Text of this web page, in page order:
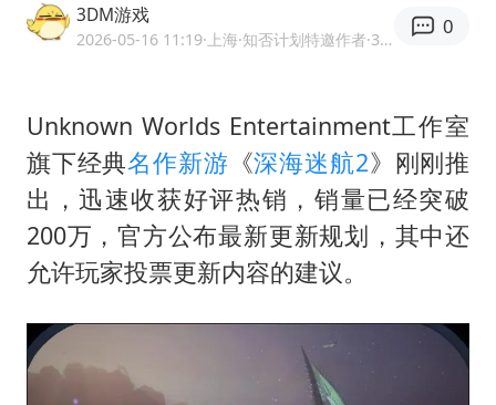
中国“五箭齐发”反制美国
浙江舟山21条水上客运航线停航
中央气象台发布台风黄色预警
狄龙7300万提前续约值不值
“梅姨”准确年龄仍未知
今年4位周星驰电影配角去世
3DM游戏
2026-05-16 11:19·上海 ·知否计划特邀作者·3DMGAME官方网易号
0
Unknown Worlds Entertainment工作室
旗下经典名作新游 《深海迷航2》刚刚推
出，迅速收获好评热销，销量已经突破
200万，官方公布最新更新规划，其中还
允许玩家投票更新内容的建议。